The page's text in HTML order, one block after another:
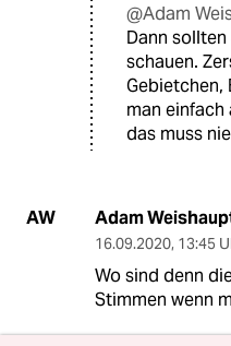
@Adam
Dann
schauen.
Gebietchen,
man einfach
das muss
AW Adam
16.09.2020, 13:45
Wo sind denn
Stimmen wenn